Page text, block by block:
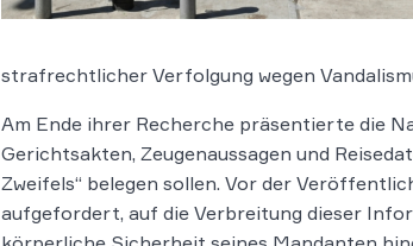
strafrechtlicher Verfolgung wegen
Am Ende ihrer Recherche präsentierte die
Gerichtsakten, Zeugenaussagen und
Zweifels“ belegen sollen. Vor der
aufgefordert, auf die Verbreitung dieser